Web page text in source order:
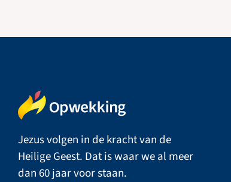
Jezus volgen in de kracht van de
Heilige Geest. Dat is waar we al meer
dan 60 jaar voor staan.